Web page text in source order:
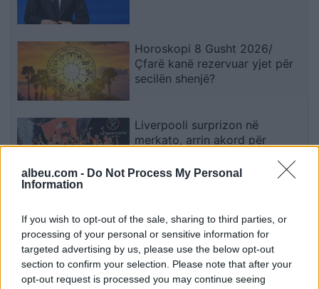
albeu.com - Do Not Process My Personal
Information
If you wish to opt-out of the sale, sharing to third parties, or
processing of your personal or sensitive information for
targeted advertising by us, please use the below opt-out
section to confirm your selection. Please note that after your
opt-out request is processed you may continue seeing
Horoskopi 8 Gusht 2026/
Çfarë kanë rezervuar yjet për
secilën shenjë?
Liverpooli surprizon në
merkato, arrin akord për
Kapsula 35 Mijë Paundëshe
Kundër Plumbave,
Shpërthimeve dhe Fatkeqësive
Natyrore